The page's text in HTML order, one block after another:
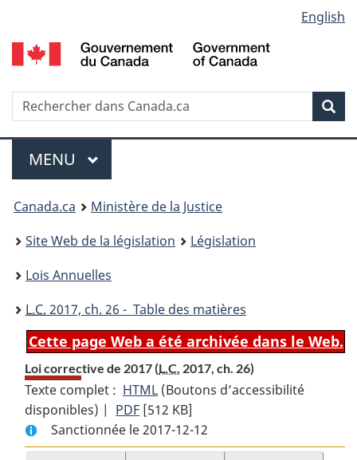
au
contenu
propos
de
la
HTML
simplifiée
selection
English
Recherche
Menu
MENU PRINCIPAL
You
are
here:
Canada.ca
Ministère de la Justice
Site Web de la législation
Législation
Lois Annuelles
L.C. 2017, ch. 26 - Table des matières
Cette page Web a été archivée dans le Web.
Loi corrective de 2017 (L.C. 2017, ch. 26)
Texte complet : HTML Texte
complet
:
Loi
(Boutons d’accessibilité
disponibles) | PDF Texte
complet
:
[512 KB]
Sanctionnée le 2017-12-12